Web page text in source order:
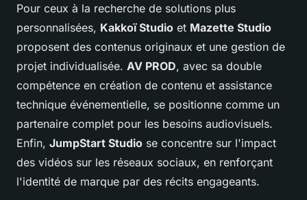
Pour ceux à la recherche de solutions plus
personnalisées, Kakkoï Studio et Mazette Studio
proposent des contenus originaux et une gestion de
projet individualisée. AV PROD, avec sa double
compétence en création de contenu et assistance
technique événementielle, se positionne comme un
partenaire complet pour les besoins audiovisuels.
Enfin, JumpStart Studio se concentre sur l'impact
des vidéos sur les réseaux sociaux, en renforçant
l'identité de marque par des récits engageants.